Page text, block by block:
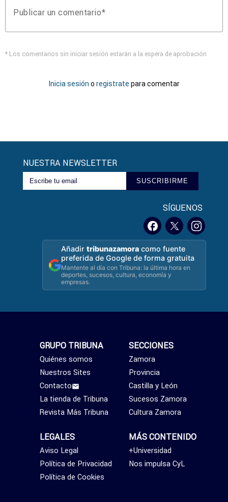
Publicar un comentario
* Los comentarios sin iniciar sesión estarán a la espera de aprobación
Inicia sesión o registrate para comentar
NUESTRA NEWSLETTER
SUSCRIBIRME
SÍGUENOS
Añadirtribunazamora como fuente
preferida de Google de forma gratuita
Mantente al día con Tribuna: la última hora en
deportes, sucesos, cultura, economía y
empresas.
SECCIONES
Zamora
Provincia
Castilla y León
Sucesos Zamora
Cultura Zamora
MÁS CONTENIDO
+Universidad
Nos impulsa CyL
GRUPO TRIBUNA
Quiénes somos
Nuestros Sites
Contacto
La tienda de Tribuna
Revista Más Tribuna
LEGALES
Aviso Legal
Política de Privacidad
Política de Cookies